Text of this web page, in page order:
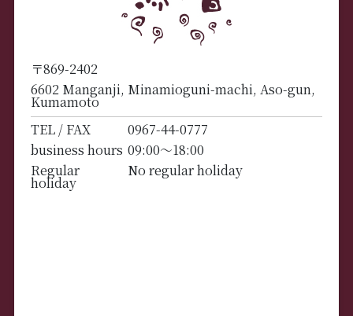
〒869-2402
6602 Manganji, Minamioguni-machi, Aso-gun,
Kumamoto
TEL / FAX
0967-44-0777
business hours 09:00～18:00
Regular
holiday
No regular holiday